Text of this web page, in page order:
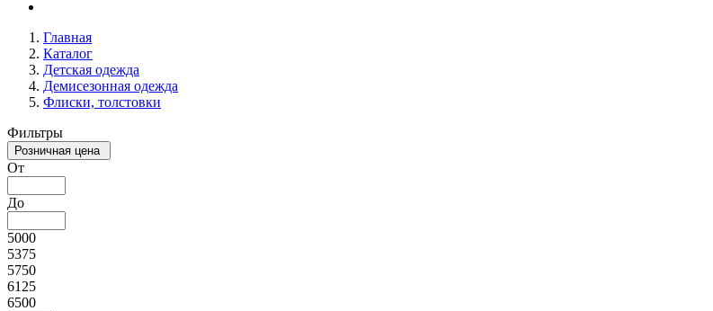
Главная
Каталог
Детская одежда
Демисезонная одежда
Флиски, толстовки
Фильтры
Розничная цена
От
До
5000
5375
5750
6125
6500